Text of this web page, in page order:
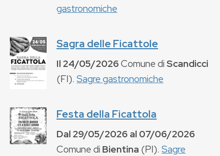
gastronomiche
Sagra delle Ficattole
Il24/05/2026Comune diScandicci
(FI). Sagre gastronomiche
Festa della Ficattola
Dal29/05/2026al07/06/2026
Comune di Bientina (PI). Sagre